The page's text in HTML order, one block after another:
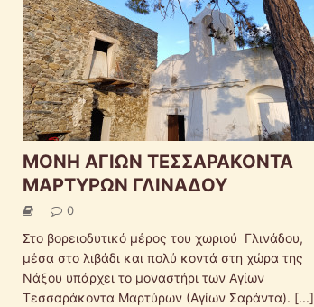
ΜΟΝΗ ΑΓΙΩΝ ΤΕΣΣΑΡΑΚΟΝΤΑ
ΜΑΡΤΥΡΩΝ ΓΛΙΝΑΔΟΥ
0
Στο βορειοδυτικό μέρος του χωριού Γλινάδου,
μέσα στο λιβάδι και πολύ κοντά στη χώρα της
Νάξου υπάρχει το μοναστήρι των Αγίων
Τεσσαράκοντα Μαρτύρων (Αγίων Σαράντα). [...]